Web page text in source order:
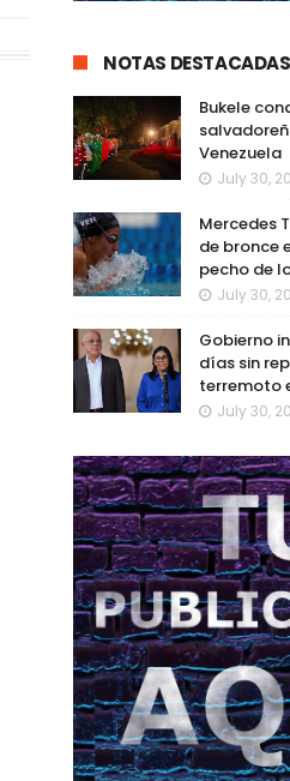
NOTAS DESTACADAS
Bukele
Venezuela
July 30,
Mercedes
de bronce
pecho de
July 30,
Gobierno
días sin
terremoto
July 30,